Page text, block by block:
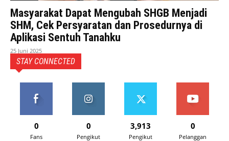
Masyarakat Dapat Mengubah SHGB Menjadi
SHM, Cek Persyaratan dan Prosedurnya di
Aplikasi Sentuh Tanahku
25 Juni 2025
STAY CONNECTED
0
Fans
0
Pengikut
3,913
Pengikut
0
Pelanggan